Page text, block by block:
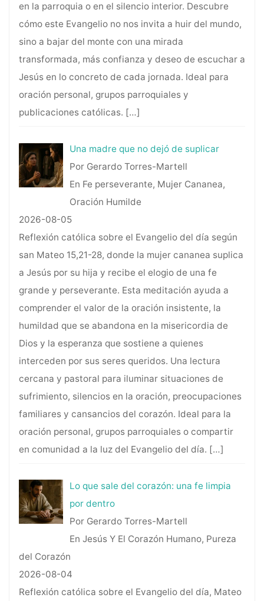
en la parroquia o en el silencio interior. Descubre
cómo este Evangelio no nos invita a huir del mundo,
sino a bajar del monte con una mirada
transformada, más confianza y deseo de escuchar a
Jesús en lo concreto de cada jornada. Ideal para
oración personal, grupos parroquiales y
publicaciones católicas. […]
Una madre que no dejó de suplicar
Por Gerardo Torres-Martell
En Fe perseverante, Mujer Cananea,
Oración Humilde
2026-08-05
Reflexión católica sobre el Evangelio del día según
san Mateo 15,21-28, donde la mujer cananea suplica
a Jesús por su hija y recibe el elogio de una fe
grande y perseverante. Esta meditación ayuda a
comprender el valor de la oración insistente, la
humildad que se abandona en la misericordia de
Dios y la esperanza que sostiene a quienes
interceden por sus seres queridos. Una lectura
cercana y pastoral para iluminar situaciones de
sufrimiento, silencios en la oración, preocupaciones
familiares y cansancios del corazón. Ideal para la
oración personal, grupos parroquiales o compartir
en comunidad a la luz del Evangelio del día. […]
Lo que sale del corazón: una fe limpia
por dentro
Por Gerardo Torres-Martell
En Jesús Y El Corazón Humano, Pureza
del Corazón
2026-08-04
Reflexión católica sobre el Evangelio del día, Mateo